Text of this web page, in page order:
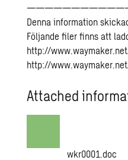
Denna information
Följande filer finns att
http://
http://
Attached
wkr0001.doc